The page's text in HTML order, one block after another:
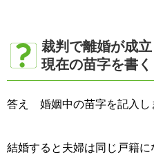
裁判で離婚が成
現在の苗字を書く
答え 婚姻中の苗字を記入し
結婚すると夫婦は同じ戸籍